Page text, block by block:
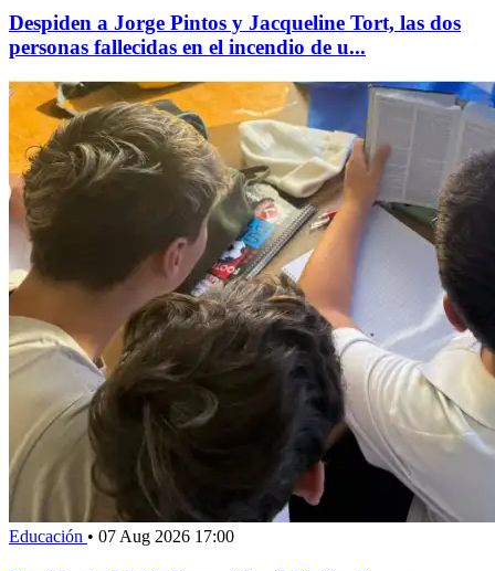
Despiden a Jorge Pintos y Jacqueline Tort, las dos
personas fallecidas en el incendio de u...
Educación • 07 Aug 2026 17:00